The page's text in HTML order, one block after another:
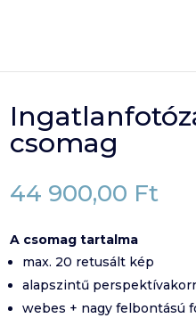
csomag
44 900,00 Ft
A csomag tartalma
max. 20 retusált kép
alapszintű
webes + nagy felbontású